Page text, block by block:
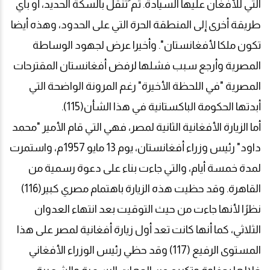
التي للأفغان عليها السيادة. ثم ُتنُقل بالسكة الحديد، أو بأي
طريقة أخرى إلى المنطقة الحرة التي على الحدود، وهذه أيضا
تكون ملكا لأفغانستان". وأخيرا عرض لجهود الوساطة
المصرية وأرجع سبب فشلها لرفض أفغانستان المقترحات
المصرية "في اللحظة الأخيرة" رغم المرونة الواضحة التي
أبدتها الحكومة الباكستانية في هذا الشأن(115).
أما الزيارة الأفغانية الثانية لمصر، فهي التي قام الأمير "محمد
داود" رئيس وزراء أفغانستان، يوم 13 مايو 1957م، واستمرت
لمدة خمسة أيام، والتي جاءت بناء على دعوة رسمية من
القاهرة. وقد حظيت هذه الزيارة باهتمام مصري كبير(116)
نظرًا لأنها جاءت من حيث التوقيت بعد انتهاء العدوان
الثلاثي، كما أنها كانت تعد أول زيارة أفغانية لمصر على هذا
المستوى الرفيع (117) وقد حظي رئيس الوزراء الأفغاني